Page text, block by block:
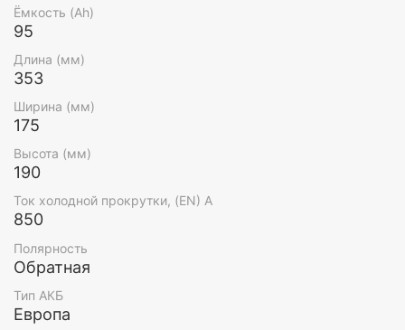
Ёмкость (Ah)
95
Длина (мм)
353
Ширина (мм)
175
Высота (мм)
190
Ток холодной прокрутки, (EN) А
850
Полярность
Обратная
Тип АКБ
Европа